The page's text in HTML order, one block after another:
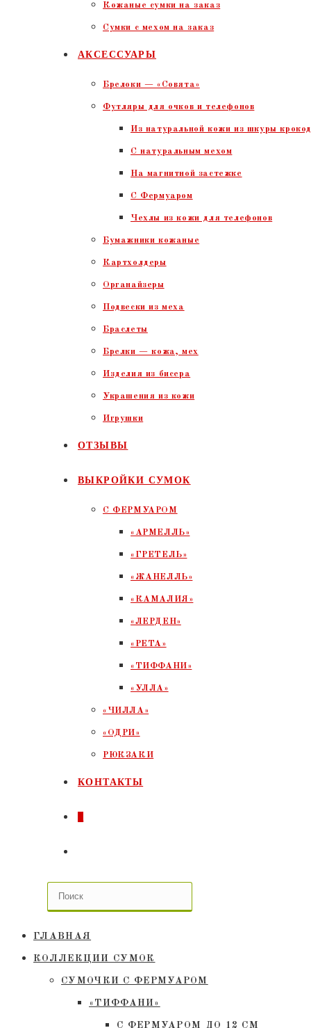
Кожаные сумки на заказ
Сумки с мехом на заказ
АКСЕССУАРЫ
Брелоки — «Совята»
Футляры для очков и телефонов
Из натуральной кожи из шкуры
С натуральным мехом
На магнитной застежке
С Фермуаром
Чехлы из кожи для телефонов
Бумажники кожаные
Картхолдеры
Органайзеры
Подвески из меха
Браслеты
Брелки — кожа, мех
Изделия из бисера
Украшения из кожи
Игрушки
ОТЗЫВЫ
ВЫКРОЙКИ СУМОК
С ФЕРМУАРОМ
«АРМЕЛЛЬ»
«ГРЕТЕЛЬ»
«ЖАНЕЛЛЬ»
«КАМАЛИЯ»
«ЛЕРДЕН»
«РЕТА»
«ТИФФАНИ»
«УЛЛА»
«ЧИЛЛА»
«ОДРИ»
РЮКЗАКИ
КОНТАКТЫ
ПОИСК
ВЕБ-
ГЛАВНАЯ
КОЛЛЕКЦИИ СУМОК
СУМОЧКИ C ФЕРМУАРОМ
«ТИФФАНИ»
С ФЕРМУАРОМ ДО 12 СМ